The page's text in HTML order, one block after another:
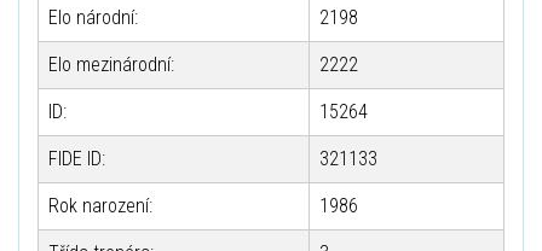
Elo národní: 2198
Elo mezinárodní: 2222
ID: 15264
FIDE ID: 321133
Rok narození: 1986